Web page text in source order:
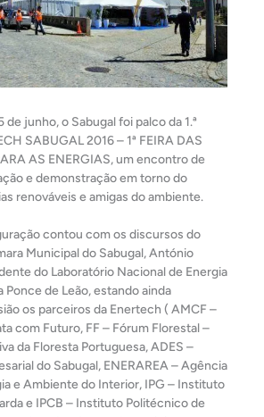
de junho, o Sabugal foi palco da 1.ª
SABUGAL 2016 – 1ª FEIRA DAS
AS ENERGIAS, um encontro de
e demonstração em torno do
renováveis e amigas do ambiente.
contou com os discursos do
Municipal do Sabugal, António
do Laboratório Nacional de Energia
Ponce de Leão, estando ainda
os parceiros da Enertech ( AMCF –
com Futuro, FF – Fórum Florestal –
da Floresta Portuguesa, ADES –
do Sabugal, ENERAREA – Agência
e Ambiente do Interior, IPG – Instituto
e IPCB – Instituto Politécnico de